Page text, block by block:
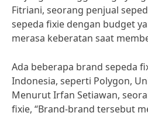
Fitriani, seorang penjual
sepeda fixie dengan budget
merasa keberatan saat
Ada beberapa brand sepeda
Indonesia, seperti Polygon,
Menurut Irfan Setiawan,
fixie, “Brand-brand tersebut